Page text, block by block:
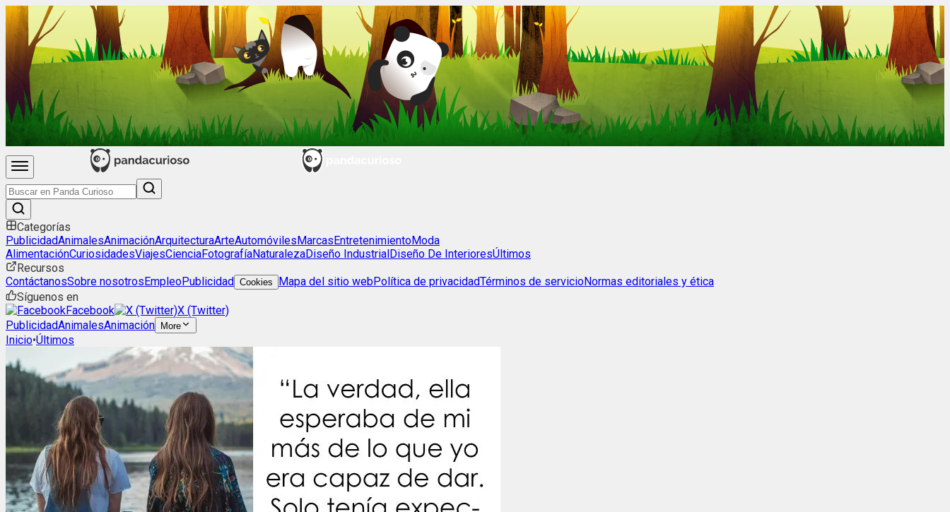
Categorías
PublicidadAnimalesAnimaciónArquitecturaArteAutomóvilesMarcasEntretenimientoModa
AlimentaciónCuriosidadesViajesCienciaFotografíaNaturalezaDiseño IndustrialDiseño De InterioresÚltimos
Recursos
ContáctanosSobre nosotrosEmpleoPublicidad Cookies Mapa del sitio webPolítica de privacidadTérminos de servicioNormas editoriales y ética
Síguenos en
Facebook
X (Twitter)
PublicidadAnimalesAnimación More
Inicio•Últimos